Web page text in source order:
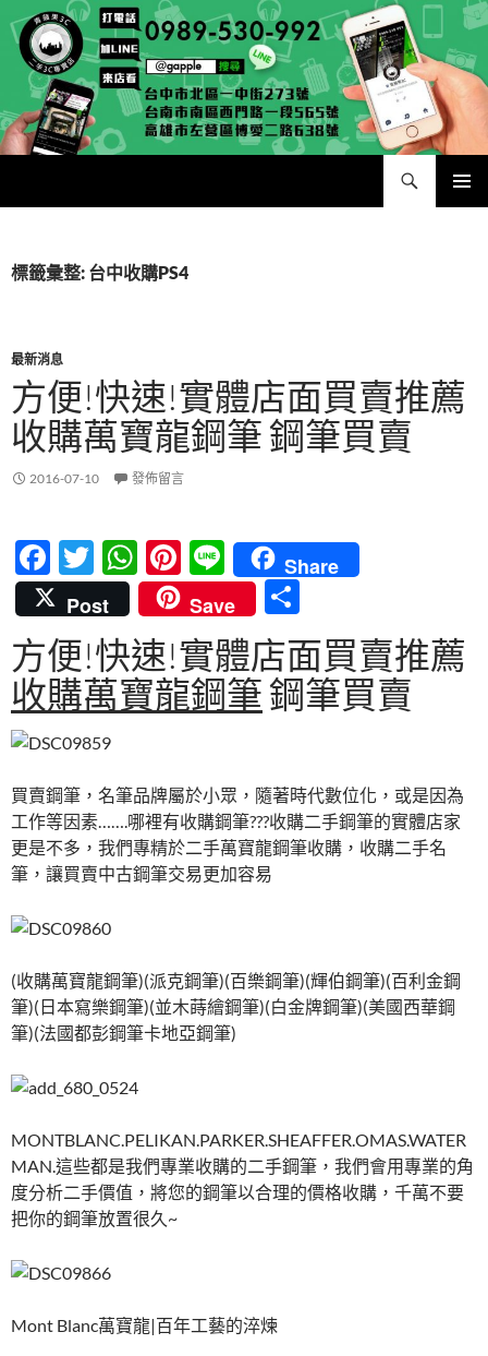
至
內
容
標籤彙整: 台中收購PS4
最新消息
方便!快速!實體店面買賣推薦
收購萬寶龍鋼筆 鋼筆買賣
2016-07-10 發佈留言
F
ac
e
b
o
o
T
w
itt
er
W
h
at
s
A
Pi
nt
er
es
t
Li
n
e
Share
Post
Save
享
方便!快速!實體店面買賣推薦
收購萬寶龍鋼筆鋼筆買賣
買賣鋼筆，名筆品牌屬於小眾，隨著時代數位化，或是因為
工作等因素…….哪裡有收購鋼筆???收購二手鋼筆的實體店家
更是不多，我們專精於二手萬寶龍鋼筆收購，收購二手名
筆，讓買賣中古鋼筆交易更加容易
(收購萬寶龍鋼筆)(派克鋼筆)(百樂鋼筆)(輝伯鋼筆)(百利金鋼
筆)(日本寫樂鋼筆)(並木蒔繪鋼筆)(白金牌鋼筆)(美國西華鋼
筆)(法國都彭鋼筆卡地亞鋼筆)
MONTBLANC.PELIKAN.PARKER.SHEAFFER.OMAS.WATER
MAN.這些都是我們專業收購的二手鋼筆，我們會用專業的角
度分析二手價值，將您的鋼筆以合理的價格收購，千萬不要
把你的鋼筆放置很久~
Mont Blanc萬寶龍|百年工藝的淬煉